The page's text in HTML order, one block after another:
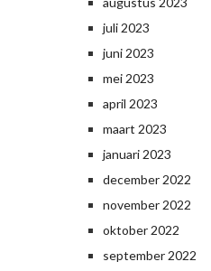
juli 2023
juni 2023
mei 2023
april 2023
maart 2023
januari 2023
december 2022
november 2022
oktober 2022
september 2022